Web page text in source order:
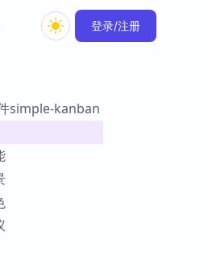
Obsidian 教程
Obsidian 主题
主题下载与外观美化
登录/注册
simple-kanban